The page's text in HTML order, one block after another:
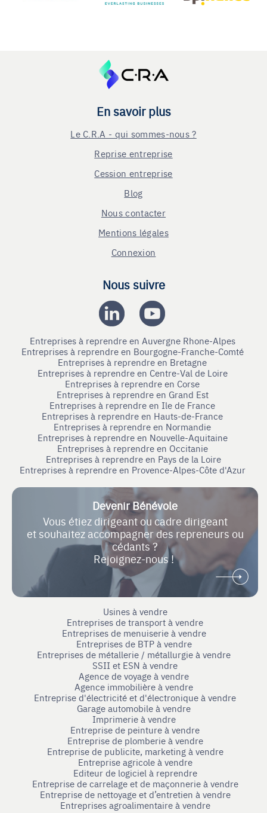
En savoir plus
Le C.R.A - qui sommes-nous ?
Reprise entreprise
Cession entreprise
Blog
Nous contacter
Mentions légales
Connexion
Nous suivre
Entreprises à reprendre en Auvergne Rhone-Alpes
Entreprises à reprendre en Bourgogne-Franche-Comté
Entreprises à reprendre en Bretagne
Entreprises à reprendre en Centre-Val de Loire
Entreprises à reprendre en Corse
Entreprises à reprendre en Grand Est
Entreprises à reprendre en Ile de France
Entreprises à reprendre en Hauts-de-France
Entreprises à reprendre en Normandie
Entreprises à reprendre en Nouvelle-Aquitaine
Entreprises à reprendre en Occitanie
Entreprises à reprendre en Pays de la Loire
Entreprises à reprendre en Provence-Alpes-Côte d'Azur
Devenir Bénévole
Vous étiez dirigeant ou cadre dirigeant
et souhaitez accompagner des repreneurs ou
cédants ?
Rejoignez-nous !
Usines à vendre
Entreprises de transport à vendre
Entreprises de menuiserie à vendre
Entreprises de BTP à vendre
Entreprises de métallerie / métallurgie à vendre
SSII et ESN à vendre
Agence de voyage à vendre
Agence immobilière à vendre
Entreprise d'électricité et d'électronique à vendre
Garage automobile à vendre
Imprimerie à vendre
Entreprise de peinture à vendre
Entreprise de plomberie à vendre
Entreprise de publicite, marketing à vendre
Entreprise agricole à vendre
Editeur de logiciel à reprendre
Entreprise de carrelage et de maçonnerie à vendre
Entreprise de nettoyage et d’entretien à vendre
Entreprises agroalimentaire à vendre